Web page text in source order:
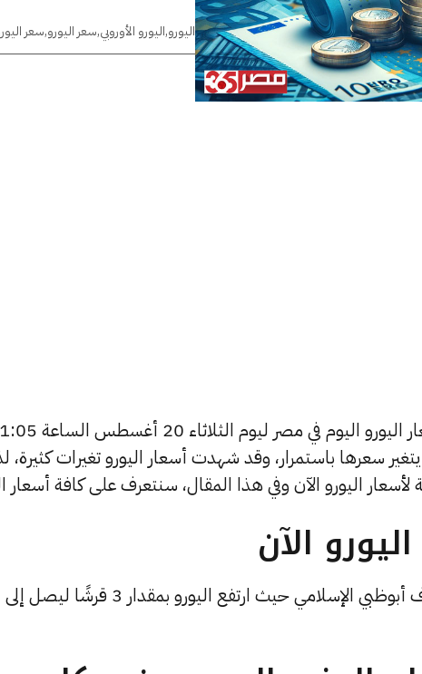
اليورو,اليورو الأوروبي,سعر اليورو,سعر
يسعى العديد من الأفراد لمعرفة أسعار اليورو اليوم في مصر ليوم الثلاثاء 20 أغسطس الساعة 1:05
سعرها باستمرار، وقد شهدت أسعار اليورو تغيرات كثيرة،
الآن
تجد أعلى قيمة لشراء اليورو في مصرف أبوظبي الإسلامي حيث ارتفع اليورو بمقدار 3 قرشًا ليصل إلى